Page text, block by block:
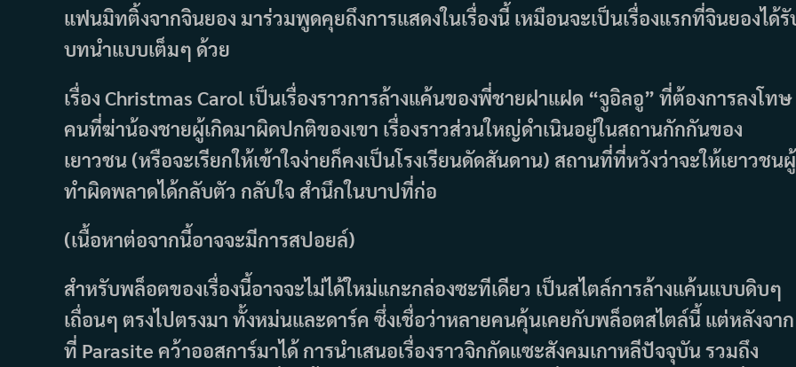
แฟนมิทติ้งจากจินยอง มาร่วมพูดคุยถึงการแสดงในเรื่องนี้ เหมือนจะเป็นเรื่องแรกที่จินยองได้รั
บทนำแบบเต็มๆ ด้วย
เรื่อง Christmas Carol เป็นเรื่องราวการล้างแค้นของพี่ชายฝาแฝด “จูอิลอู” ที่ต้องการลงโทษ
คนที่ฆ่าน้องชายผู้เกิดมาผิดปกติของเขา เรื่องราวส่วนใหญ่ดำเนินอยู่ในสถานกักกันของ
เยาวชน (หรือจะเรียกให้เข้าใจง่ายก็คงเป็นโรงเรียนดัดสันดาน) สถานที่ที่หวังว่าจะให้เยาวชนผู้
ทำผิดพลาดได้กลับตัว กลับใจ สำนึกในบาปที่ก่อ
(เนื้อหาต่อจากนี้อาจจะมีการสปอยล์)
สำหรับพล็อตของเรื่องนี้อาจจะไม่ได้ใหม่แกะกล่องซะทีเดียว เป็นสไตล์การล้างแค้นแบบดิบๆ
เถื่อนๆ ตรงไปตรงมา ทั้งหม่นและดาร์ค ซึ่งเชื่อว่าหลายคนคุ้นเคยกับพล็อตสไตล์นี้ แต่หลังจาก
ที่ Parasite คว้าออสการ์มาได้ การนำเสนอเรื่องราวจิกกัดแซะสังคมเกาหลีปัจจุบัน รวมถึง